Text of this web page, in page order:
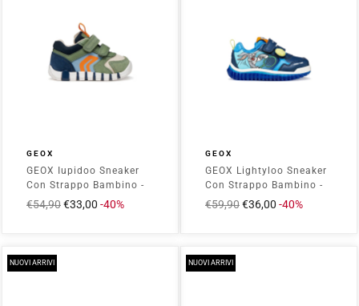
GEOX
GEOX Iupidoo Sneaker
Con Strappo Bambino -
B3555D02214
Prezzo
€54,90Prezzo
€33,00 -40%
GEOX
GEOX Lightyloo Sneaker
Con Strappo Bambino -
B655ZB05411
Prezzo
€59,90Prezzo
€36,00 -40%
NUOVI ARRIVI NUOVI ARRIVI